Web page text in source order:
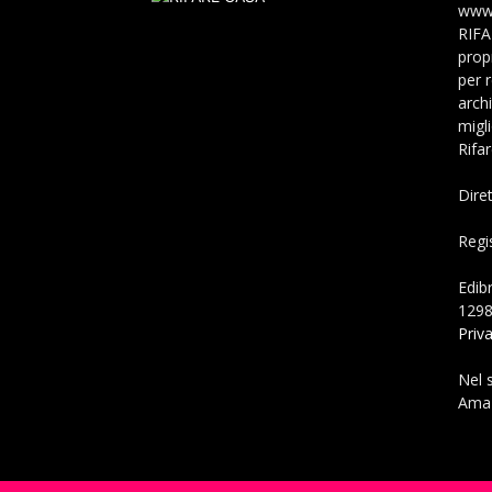
per
Nel